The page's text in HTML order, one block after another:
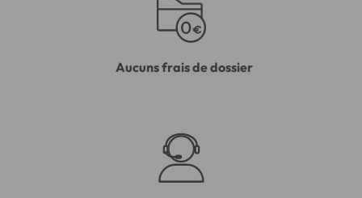
Aucuns frais de dossier